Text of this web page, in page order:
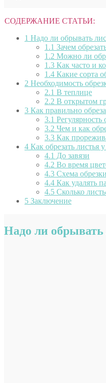
СОДЕРЖАНИЕ СТАТЬИ:
1 Надо ли обрывать
1.1 Зачем
1.2 Можно ли
1.3 Как часто и
1.4 Какие сорта
2 Необходимость
2.1 В теплице
2.2 В открытом
3 Как правильно
3.1 Регулярность
3.2 Чем и как
3.3 Как
4 Как обрезать листья
4.1 До завязи
4.2 Во время
4.3 Схема обрезки
4.4 Как удалять
4.5 Сколько
5 Заключение
Надо ли обрывать